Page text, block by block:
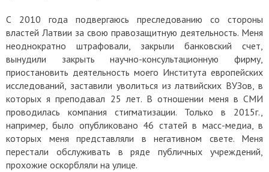
С 2010 года подвергаюсь преследованию со стороны
властей Латвии за свою правозащитную деятельность. Меня
неоднократно штрафовали, закрыли банковский счет,
вынудили закрыть научно-консультационную фирму,
приостановить деятельность моего Института европейских
исследований, заставили уволиться из латвийских ВУЗов, в
которых я преподавал 25 лет. В отношении меня в СМИ
проводилась компания стигматизации. Только в 2015г.,
например, было опубликовано 46 статей в масс-медиа, в
которых меня представляли в негативном свете. Меня
перестали обслуживать в ряде публичных учреждений,
прохожие оскорбляли на улице.